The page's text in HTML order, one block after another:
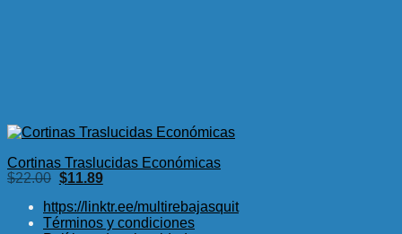
Cortinas Traslucidas Económicas
$22.00 El
original
era:
$11.89El
actual
es:
https://linktr.ee/multirebajasquit
Términos y condiciones